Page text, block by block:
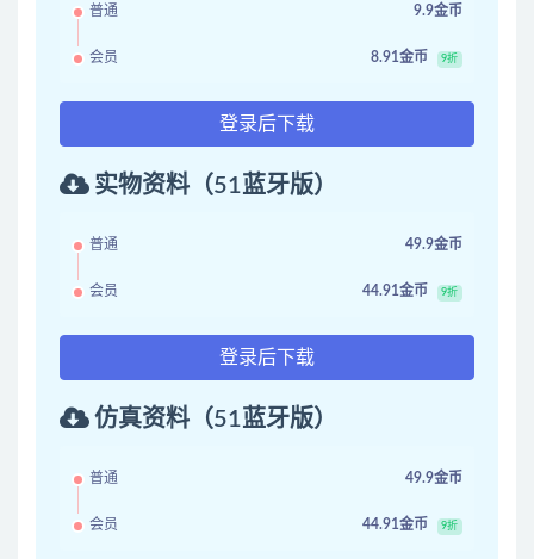
普通 9.9金币
会员 8.91金币 9折
登录后下载
实物资料（51蓝牙版）
普通 49.9金币
会员 44.91金币 9折
登录后下载
仿真资料（51蓝牙版）
普通 49.9金币
会员 44.91金币 9折